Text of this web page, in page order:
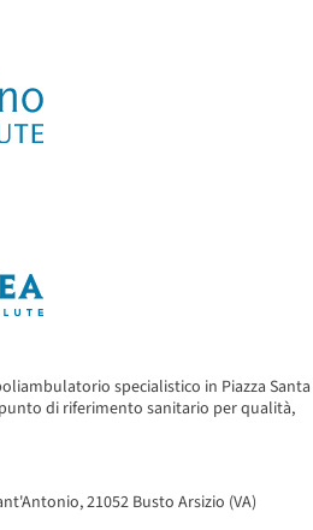
specialistico in Piazza Santa
di riferimento sanitario per qualità,
21052 Busto Arsizio (VA)